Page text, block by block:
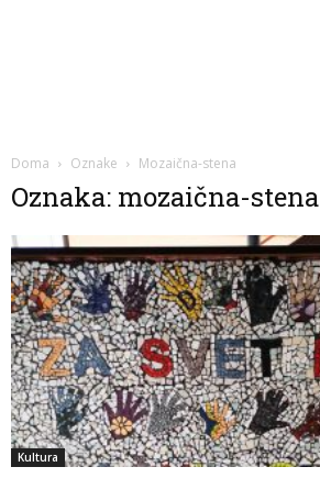
Doma Oznake Mozaična-stena
Oznaka: mozaična-stena
Kultura